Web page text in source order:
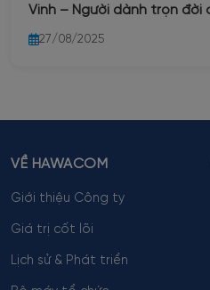
Vinh – Người dành trọn đời
nước Thủ đô
27/08/2025
VỀ HAWACOM
Giới thiệu Công ty
Giá trị cốt lõi
Lịch sử & Phát triển